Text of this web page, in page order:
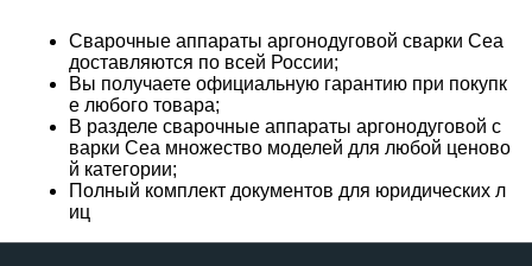
Сварочные аппараты аргонодуговой сварки Cea
доставляются по всей России;
Вы получаете официальную гарантию при покупк
е любого товара;
В разделе сварочные аппараты аргонодуговой с
варки Cea множество моделей для любой ценово
й категории;
Полный комплект документов для юридических л
иц